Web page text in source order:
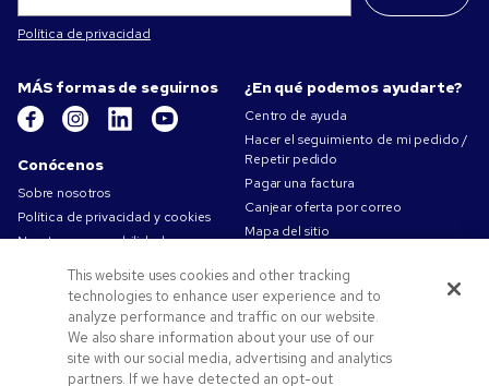
Política de privacidad
MÁS formas de seguirnos
Conócenos
Sobre nosotros
Política de privacidad y cookies
Nuestra responsabilidad
Condiciones de uso
Condiciones de Venta
Trabajar en Pens.com
Ofertas y recursos
Productos personalizados
¿En qué podemos ayudarte?
Centro de ayuda
Hacer el seguimiento de mi pedido /
Repetir pedido
Pagar una factura
Canjear oferta por correo
Mapa del sitio
This website uses cookies and other tracking
technologies to enhance user experience and to
analyze performance and traffic on our website.
We also share information about your use of our
site with our social media, advertising and analytics
partners. If we have detected an opt-out